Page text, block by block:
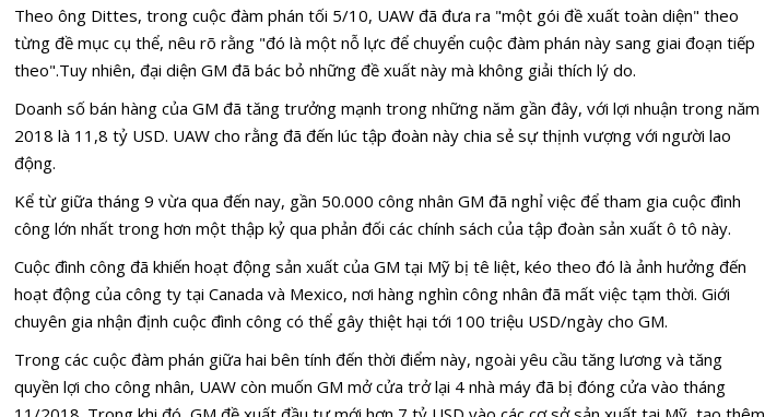
Theo ông Dittes, trong cuộc đàm phán tối 5/10, UAW đã đưa ra "một gói đề xuất toàn diện" theo
từng đề mục cụ thể, nêu rõ rằng "đó là một nỗ lực để chuyển cuộc đàm phán này sang giai đoạn tiếp
theo".Tuy nhiên, đại diện GM đã bác bỏ những đề xuất này mà không giải thích lý do.
Doanh số bán hàng của GM đã tăng trưởng mạnh trong những năm gần đây, với lợi nhuận trong năm
2018 là 11,8 tỷ USD. UAW cho rằng đã đến lúc tập đoàn này chia sẻ sự thịnh vượng với người lao
động.
Kể từ giữa tháng 9 vừa qua đến nay, gần 50.000 công nhân GM đã nghỉ việc để tham gia cuộc đình
công lớn nhất trong hơn một thập kỷ qua phản đối các chính sách của tập đoàn sản xuất ô tô này.
Cuộc đình công đã khiến hoạt động sản xuất của GM tại Mỹ bị tê liệt, kéo theo đó là ảnh hưởng đến
hoạt động của công ty tại Canada và Mexico, nơi hàng nghìn công nhân đã mất việc tạm thời. Giới
chuyên gia nhận định cuộc đình công có thể gây thiệt hại tới 100 triệu USD/ngày cho GM.
Trong các cuộc đàm phán giữa hai bên tính đến thời điểm này, ngoài yêu cầu tăng lương và tăng
quyền lợi cho công nhân, UAW còn muốn GM mở cửa trở lại 4 nhà máy đã bị đóng cửa vào tháng